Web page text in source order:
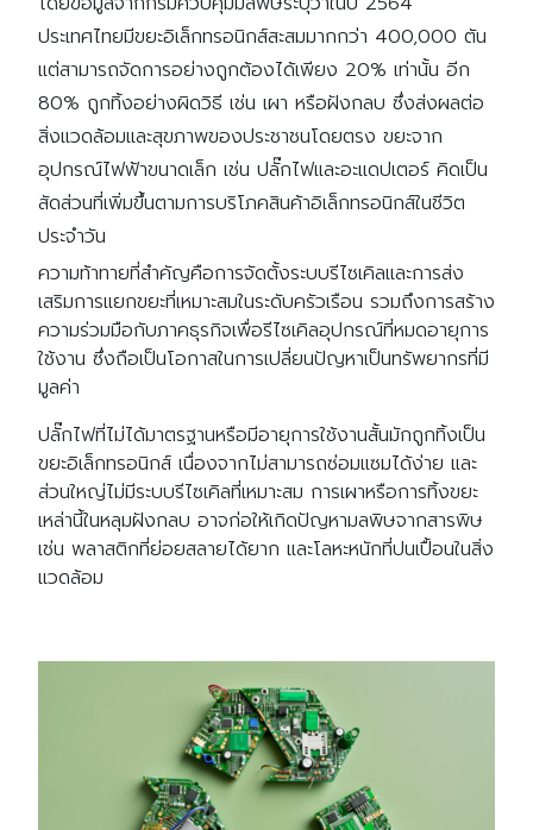
ประเทศไทยมีขยะอิเล็กทรอนิกส์สะสมมากกว่า 400,000 ตัน
แต่สามารถจัดการอย่างถูกต้องได้เพียง 20% เท่านั้น อีก
80% ถูกทิ้งอย่างผิดวิธี เช่น เผา หรือฝังกลบ ซึ่งส่งผลต่อ
สิ่งแวดล้อมและสุขภาพของประชาชนโดยตรง ขยะจาก
อุปกรณ์ไฟฟ้าขนาดเล็ก เช่น ปลั๊กไฟและอะแดปเตอร์ คิดเป็น
สัดส่วนที่เพิ่มขึ้นตามการบริโภคสินค้าอิเล็กทรอนิกส์ในชีวิต
ประจำวัน
ความท้าทายที่สำคัญคือการจัดตั้งระบบรีไซเคิลและการส่ง
เสริมการแยกขยะที่เหมาะสมในระดับครัวเรือน รวมถึงการสร้าง
ความร่วมมือกับภาคธุรกิจเพื่อรีไซเคิลอุปกรณ์ที่หมดอายุการ
ใช้งาน ซึ่งถือเป็นโอกาสในการเปลี่ยนปัญหาเป็นทรัพยากรที่มี
มูลค่า
ปลั๊กไฟที่ไม่ได้มาตรฐานหรือมีอายุการใช้งานสั้นมักถูกทิ้งเป็น
ขยะอิเล็กทรอนิกส์ เนื่องจากไม่สามารถซ่อมแซมได้ง่าย และ
ส่วนใหญ่ไม่มีระบบรีไซเคิลที่เหมาะสม การเผาหรือการทิ้งขยะ
เหล่านี้ในหลุมฝังกลบ อาจก่อให้เกิดปัญหามลพิษจากสารพิษ
เช่น พลาสติกที่ย่อยสลายได้ยาก และโลหะหนักที่ปนเปื้อนในสิ่ง
แวดล้อม